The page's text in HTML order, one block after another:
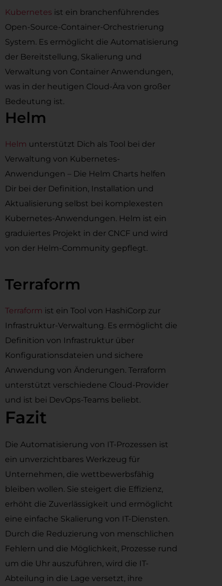
Kubernetes ist ein branchenführendes
Open-Source-Container-Orchestrierung
System. Es ermöglicht die Automatisierung
der Bereitstellung, Skalierung und
Verwaltung von Container Anwendungen,
was in der heutigen Cloud-Ära von großer
Bedeutung ist.
Helm
Helm unterstützt Dich als Tool bei der
Verwaltung von Kubernetes-
Anwendungen – Die Helm Charts helfen
Dir bei der Definition, Installation und
Aktualisierung selbst bei komplexesten
Kubernetes-Anwendungen. Helm ist ein
graduiertes Projekt in der CNCF und wird
von der Helm-Community gepflegt.
Terraform
Terraform ist ein Tool von HashiCorp zur
Infrastruktur-Verwaltung. Es ermöglicht die
Definition von Infrastruktur über
Konfigurationsdateien und sichere
Anwendung von Änderungen. Terraform
unterstützt verschiedene Cloud-Provider
und ist bei DevOps-Teams beliebt.
Fazit
Die Automatisierung von IT-Prozessen ist
ein unverzichtbares Werkzeug für
Unternehmen, die wettbewerbsfähig
bleiben wollen. Sie steigert die Effizienz,
erhöht die Zuverlässigkeit und ermöglicht
eine einfache Skalierung von IT-Diensten.
Durch die Reduzierung von menschlichen
Fehlern und die Möglichkeit, Prozesse rund
um die Uhr auszuführen, wird die IT-
Abteilung in die Lage versetzt, ihre